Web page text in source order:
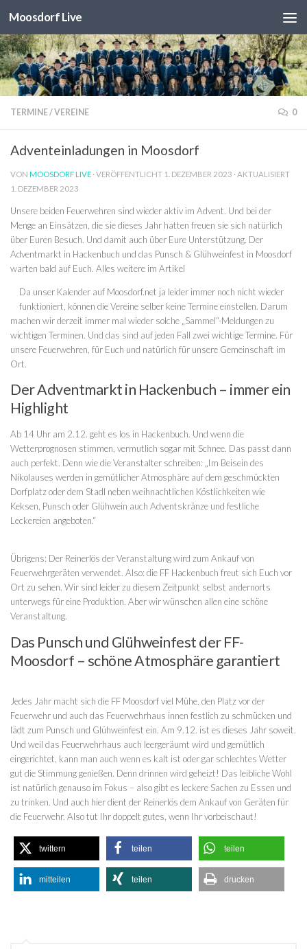
Unter dem Inhalt
Moosdorf Live
TERMINE/VEREINE 0
Adventeinladungen in Moosdorf
VON MOOSDORF LIVE · VERÖFFENTLICHT 1. DEZEMBER 2023 · AKTUALISIERT
1. DEZEMBER 2023
Unsere beiden Feuerwehren sind wieder aktiv im Advent. Und bei der
Menge an Einsätzen, die sie dieses Jahr hatten freuen sie sich natürlich
über Euren Besuch. Und damit auch über Eure Unterstützung. Der
Adventmarkt in Hackenbuch und das Punsch & Glühweinfest in Moosdorf
warten bald auf Euch. Alles weitere im Artikel
Da unser Kalender auf Moosdorf.net ja leider immer noch nicht wieder
funktioniert, können die Vereine selber keine Termine einstellen. Darum
machen wir derzeit immer mal wieder solche „Sammel“-Meldungen zu
wichtigen Terminen. Und das sind auf jeden Fall zwei wichtige Termine. Für
unsere Feuerwehren, für Euch und natürlich für unsere Gemeinschaft im
Ort.
Der Adventmarkt in Hackenbuch – immer ein
Highlight
Ab 14 Uhr am 2.12. geht es los in Hackenbuch. Und wenn die
Wetterprognosen stimmen, vermutlich sogar mit Schnee. Das passt dann
auch perfekt. Denn wie die Veranstalter schreiben: „Im Beisein des
Nikolauses werden in gemütlicher Atmosphäre auf dem geschmückten
Dorfplatz oder dem Stadl neben weihnachtlichen Köstlichkeiten wie
Keksen, Punsch oder Glühwein auch Adventskränze und festliche
Leckereien angeboten.“
Übrigens: Der Reinerlös der Veranstaltung wird zum Ankauf von
Feuerwehrgeräten verwendet. Also: die FF Hackenbuch freut sich Euch vor
Ort zu sehen. Wir sind leider zu diesem Zeitpunkt selbst andernorts
unterwegs für eine Produktion. Aber wir wünschen allen eine schöne
Veranstaltung.
Das Punsch und Glühweinfest der FF-
Moosdorf – schöne Atmosphäre garantiert
Jedes Jahr macht sich die FF Moosdorf viel Mühe, den Platz vor der
Feuerwehr und auch das Feuerwehrhaus innen festlich zu schmücken und
lädt zum Punsch und Glühweinfest ein. Am 9.12. ist es dieses Jahr soweit.
Und weil das Feuerwehrhaus auch leergeräumt wird und gemütlich
eingerichtet, kann man auch wenn es kalt ist oder gar schlechtes Wetter
gut die Stimmung genießen. Denn drinnen wird geheizt! Das leibliche Wohl
ist natürlich genauso im Fokus – also gibt es leckere Sachen zu Essen und
zu trinken. Und auch hier dient der Reinerlös dem Ankauf von Geräten für
die Feuerwehr. Also tut Ihr doppelt gutes, wenn Ihr vorbeischaut!
twittern teilen teilen
mitteilen teilen drucken